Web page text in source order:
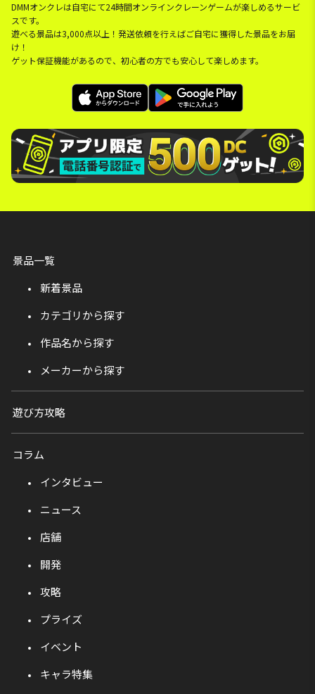
DMMオンクレは自宅にて24時間オンラインクレーンゲームが楽しめるサービ
スです。
遊べる景品は3,000点以上！発送依頼を行えばご自宅に獲得した景品をお届
け！
ゲット保証機能があるので、初心者の方でも安心して楽しめます。
景品一覧
新着景品
カテゴリから探す
作品名から探す
メーカーから探す
遊び方攻略
コラム
インタビュー
ニュース
店舗
開発
攻略
プライズ
イベント
キャラ特集